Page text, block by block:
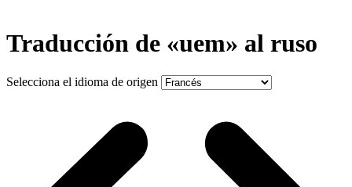
Traducción de «uem» al ruso
Selecciona el idioma de origen